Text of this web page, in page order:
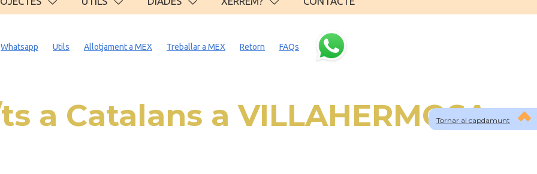
Tornar al capdamunt
Whatsapp Utils Allotjament a MEX Treballar a MEX Retorn FAQs
a Catalans a VILLAHERMOSA